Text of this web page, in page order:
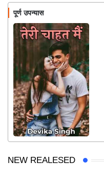
पूर्ण उपन्यास
NEW REALESED